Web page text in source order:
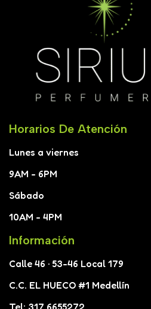
Horarios De Atención
Lunes a viernes
9AM - 6PM
Sábado
10AM - 4PM
Información
Calle 46 · 53-46 Local 179
C.C. EL HUECO #1 Medellín
Tel: 317 6655272